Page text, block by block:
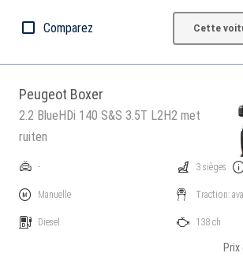
Comparez Cette
Peugeot Boxer
2.2 BlueHDi 140 S&S 3.5T L2H2 met
ruiten
-
Manuelle
Diesel
3 sièges
Traction:
138 ch